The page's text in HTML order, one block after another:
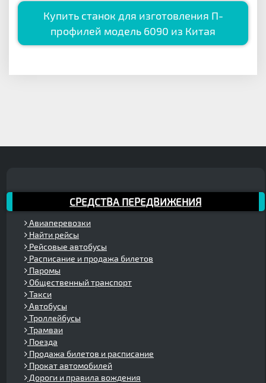
Купить станок для изготовления П-
профилей модель 6090 из Китая
СРЕДСТВА ПЕРЕДВИЖЕНИЯ
Авиаперевозки
Найти рейсы
Рейсовые автобусы
Расписание и продажа билетов
Паромы
Общественный транспорт
Такси
Автобусы
Троллейбусы
Трамваи
Поезда
Продажа билетов и расписание
Прокат автомобилей
Дороги и правила вождения